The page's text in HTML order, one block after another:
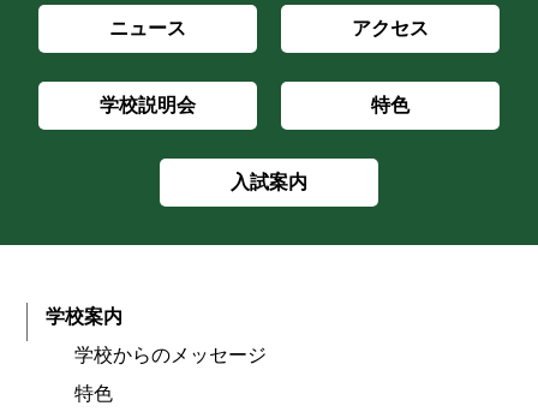
ニュース アクセス
学校説明会 特色
入試案内
学校案内
学校からのメッセージ
特色